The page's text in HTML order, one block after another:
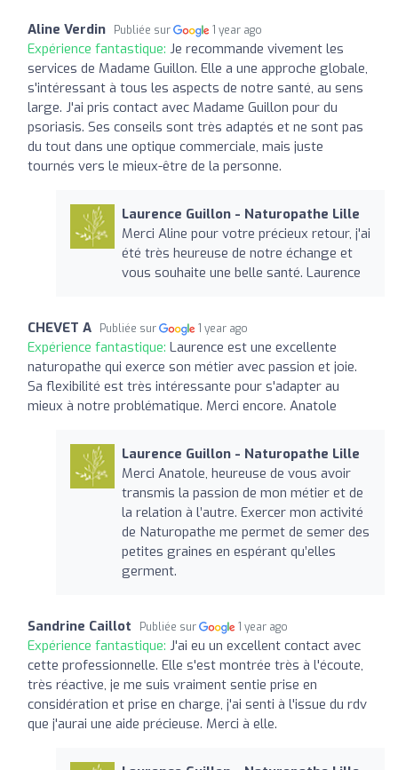
Aline Verdin Publiée sur 1 year ago
Expérience fantastique: Je recommande vivement les
services de Madame Guillon. Elle a une approche globale,
s'intéressant à tous les aspects de notre santé, au sens
large. J'ai pris contact avec Madame Guillon pour du
psoriasis. Ses conseils sont très adaptés et ne sont pas
du tout dans une optique commerciale, mais juste
tournés vers le mieux-être de la personne.
Laurence Guillon - Naturopathe Lille
Merci Aline pour votre précieux retour, j'ai
été très heureuse de notre échange et
vous souhaite une belle santé. Laurence
CHEVET A Publiée sur 1 year ago
Expérience fantastique: Laurence est une excellente
naturopathe qui exerce son métier avec passion et joie.
Sa flexibilité est très intéressante pour s'adapter au
mieux à notre problématique. Merci encore. Anatole
Laurence Guillon - Naturopathe Lille
Merci Anatole, heureuse de vous avoir
transmis la passion de mon métier et de
la relation à l’autre. Exercer mon activité
de Naturopathe me permet de semer des
petites graines en espérant qu’elles
germent.
Sandrine Caillot Publiée sur 1 year ago
Expérience fantastique: J'ai eu un excellent contact avec
cette professionnelle. Elle s'est montrée très à l'écoute,
très réactive, je me suis vraiment sentie prise en
considération et prise en charge, j'ai senti à l'issue du rdv
que j'aurai une aide précieuse. Merci à elle.